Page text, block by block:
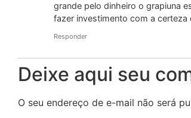
grande pelo dinheiro o grapiuna
fazer investimento com a certeza
Responder
Deixe aqui seu
O seu endereço de e-mail não será